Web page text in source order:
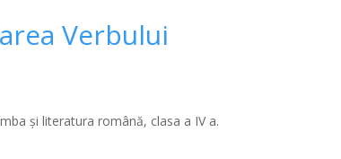
Verbului
și literatura română, clasa a IV a.